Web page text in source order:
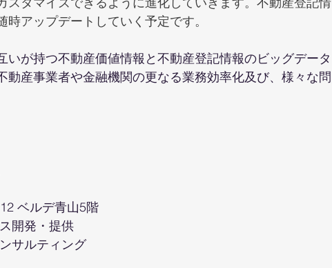
アップデートしていく予定です。
いが持つ不動産価値情報と不動産登記情報のビッグデータ
動産事業者や金融機関の更なる業務効率化及び、様々な問
ベルデ青山5階
開発・提供
ルティング